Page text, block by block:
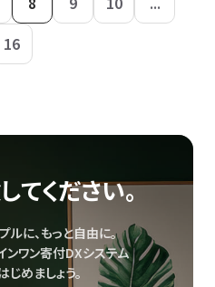
16
てください。
ルに、もっと自由に。
ワン寄付DXシステム
めましょう。